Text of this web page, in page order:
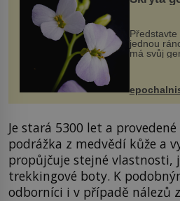
jednou
má svůj
Je stará 5300 let a
podrážka z medvědí kůže a
propůjčuje stejné vlastnosti,
trekkingové boty. K
odborníci i v případě nálezů